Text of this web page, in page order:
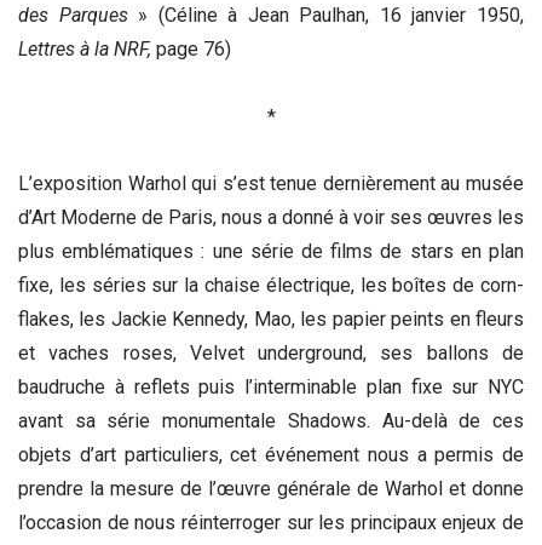
des Parques» (Céline à Jean Paulhan, 16 janvier 1950,
Lettres à la NRF, page 76)
*
L’exposition Warhol qui s’est tenue dernièrement au musée
d’Art Moderne de Paris, nous a donné à voir ses œuvres les
plus emblématiques : une série de films de stars en plan
fixe, les séries sur la chaise électrique, les boîtes de corn-
flakes, les Jackie Kennedy, Mao, les papier peints en fleurs
et vaches roses, Velvet underground, ses ballons de
baudruche à reflets puis l’interminable plan fixe sur NYC
avant sa série monumentale Shadows. Au-delà de ces
objets d’art particuliers, cet événement nous a permis de
prendre la mesure de l’œuvre générale de Warhol et donne
l’occasion de nous réinterroger sur les principaux enjeux de